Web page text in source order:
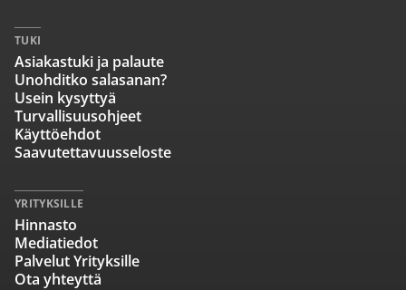
TUKI
Asiakastuki ja palaute
Unohditko salasanan?
Usein kysyttyä
Turvallisuusohjeet
Käyttöehdot
Saavutettavuusseloste
YRITYKSILLE
Hinnasto
Mediatiedot
Palvelut Yrityksille
Ota yhteyttä